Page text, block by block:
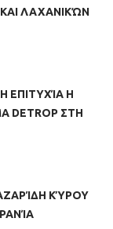
ΛΑΧΑΝΙΚΏΝ
Η
DETROP ΣΤΗ
ΚΎΡΟΥ